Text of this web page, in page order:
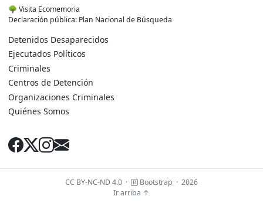
🌳 Visita Ecomemoria
Declaración pública: Plan Nacional de Búsqueda
Detenidos Desaparecidos
Ejecutados Políticos
Criminales
Centros de Detención
Organizaciones Criminales
Quiénes Somos
CC BY-NC-ND 4.0 · Bootstrap · 2026
Ir arriba ↑